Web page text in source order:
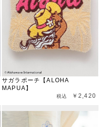
サガラポーチ【ALOHA
MAPUA】
￥2,420